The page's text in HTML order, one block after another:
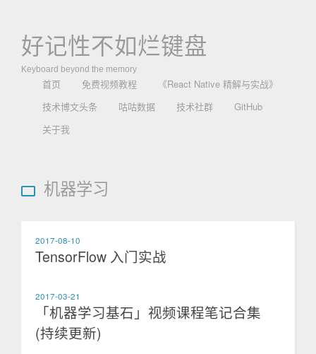
好记性不如烂键盘
Keyboard beyond the memory
首页 免费视频教程
《React Native 精解与实战》
技术博文头条
咕咕数据 技术社群
GitHub
关于我
机器学习
2017-08-10
TensorFlow 入门实战
2017-03-21
「机器学习基石」视频课程笔记合集
(持续更新)